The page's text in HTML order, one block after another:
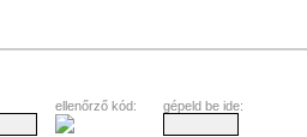
ellenőrző kód: gépeld be ide: